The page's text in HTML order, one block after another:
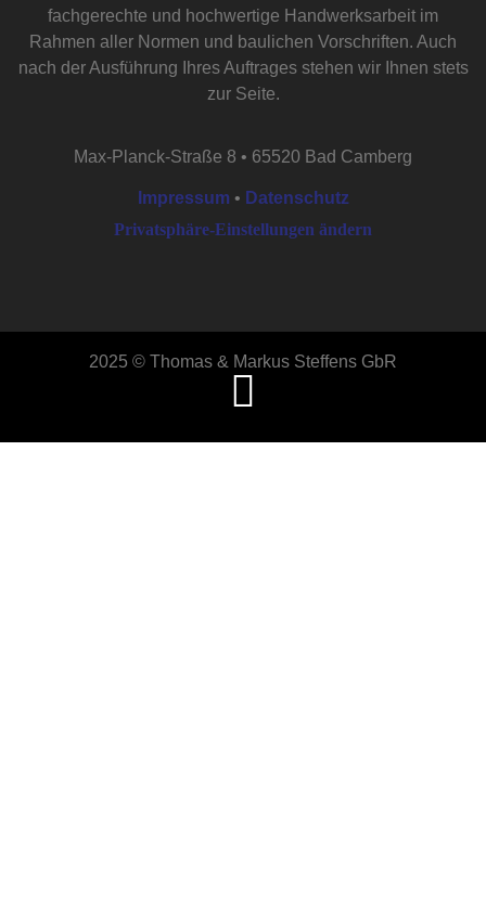
fachgerechte und hochwertige Handwerksarbeit im
Rahmen aller Normen und baulichen Vorschriften. Auch
nach der Ausführung Ihres Auftrages stehen wir Ihnen stets
zur Seite.
Max-Planck-Straße 8 • 65520 Bad Camberg
Impressum • Datenschutz
Privatsphäre-Einstellungen ändern
2025 © Thomas & Markus Steffens GbR